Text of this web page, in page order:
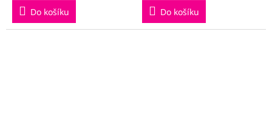
Do košíku Do košíku